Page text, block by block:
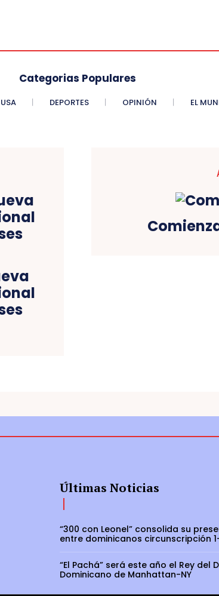
Categorias Populares
USA DEPORTES OPINIÓN EL
Últimas Noticias
“300 con Leonel” consolida su
entre dominicanos circunscripción
“El Pachá” será este año el Rey del
Dominicano de Manhattan-NY